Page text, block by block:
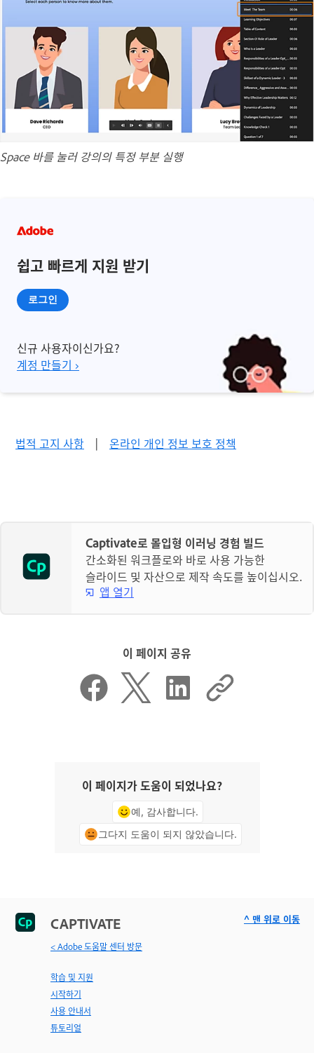
Space 바를 눌러 강의의 특정 부분 실행
쉽고 빠르게 지원 받기
로그인
신규 사용자이신가요?
계정 만들기 ›
법적 고지 사항 | 온라인 개인 정보 보호 정책
Captivate로 몰입형 이러닝 경험 빌드
간소화된 워크플로와 바로 사용 가능한
슬라이드 및 자산으로 제작 속도를 높이십시오.
앱 열기
이 페이지 공유
이 페이지가 도움이 되었나요?
예, 감사합니다.
그다지 도움이 되지 않았습니다.
CAPTIVATE
< Adobe 도움말 센터 방문
학습 및 지원
시작하기
사용 안내서
튜토리얼
^ 맨 위로 이동